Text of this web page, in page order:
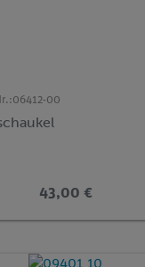
06412-00
43,00 €